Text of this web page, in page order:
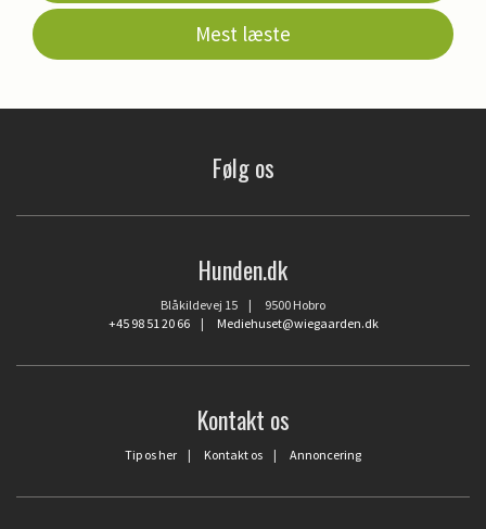
Mest læste
Følg os
Hunden.dk
Blåkildevej 15 | 9500 Hobro
+45 98 51 20 66| Mediehuset@wiegaarden.dk
Kontakt os
Tip os her | Kontakt os | Annoncering